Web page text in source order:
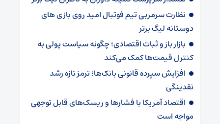
نظارت سرمربی تیم‌ فوتبال امید روی بازی های
دوستانه لیگ برتر
بازار باز و ثبات اقتصادی؛ چگونه سیاست پولی به
کنترل قیمت‌ها کمک می‌کند
افزایش سپرده قانونی بانک‌ها؛ ترمز تازه رشد
نقدینگی
اقتصاد آمریکا با فشارها و ریسک‌های قابل توجهی
مواجه است